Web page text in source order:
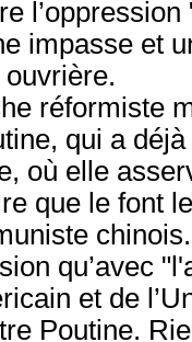
impasse et
réformiste
qui a déjà
où elle
que le font
chinois.
qu’avec
et de
Poutine.